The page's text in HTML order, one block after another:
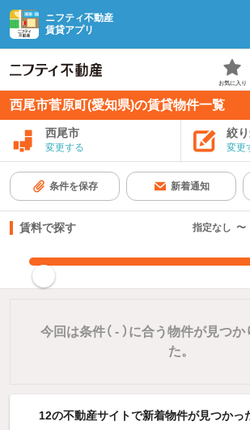
ニフティ不動産
賃貸アプリ
お気に入り
西尾市菅原町(愛知県)の賃貸物件一覧
西尾市
変更する
絞
変更
条件を保存 新着通知
賃料で探す 指定なし 〜
今回は条件（ -）に合う物件が見つか
た。
12の不動産サイトで新着物件が見つかっ